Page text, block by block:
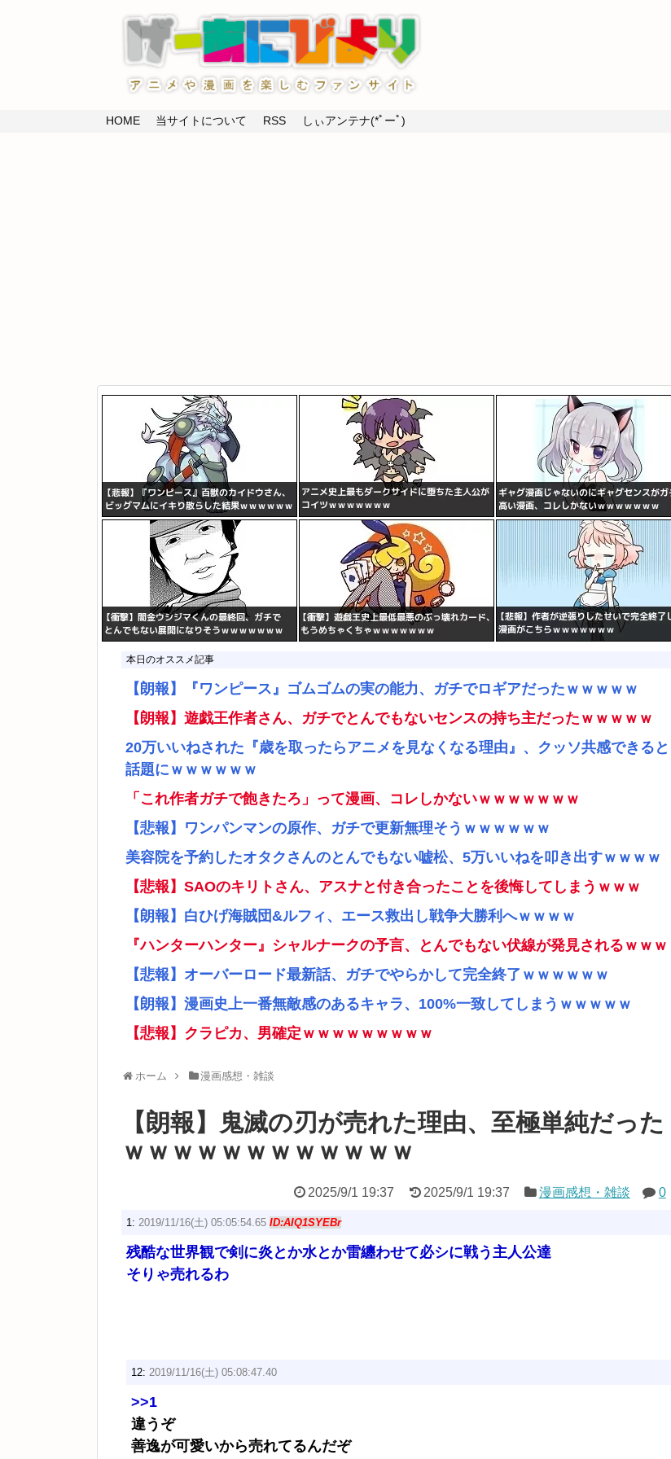
HOME 当サイトについて RSS しぃアンテナ(*ﾟーﾟ)
本日のオススメ記事
【朗報】『ワンピース』ゴムゴムの実の能力、ガチでロギアだったｗｗｗｗｗ
【朗報】遊戯王作者さん、ガチでとんでもないセンスの持ち主だったｗｗｗｗｗ
20万いいねされた『歳を取ったらアニメを見なくなる理由』、クッソ共感できると
話題にｗｗｗｗｗｗ
「これ作者ガチで飽きたろ」って漫画、コレしかないｗｗｗｗｗｗｗ
【悲報】ワンパンマンの原作、ガチで更新無理そうｗｗｗｗｗｗ
美容院を予約したオタクさんのとんでもない嘘松、5万いいねを叩き出すｗｗｗｗ
【悲報】SAOのキリトさん、アスナと付き合ったことを後悔してしまうｗｗｗ
【朗報】白ひげ海賊団&ルフィ、エース救出し戦争大勝利へｗｗｗｗ
『ハンターハンター』シャルナークの予言、とんでもない伏線が発見されるｗｗｗ
【悲報】オーバーロード最新話、ガチでやらかして完全終了ｗｗｗｗｗｗ
【朗報】漫画史上一番無敵感のあるキャラ、100%一致してしまうｗｗｗｗｗ
【悲報】クラピカ、男確定ｗｗｗｗｗｗｗｗｗ
ホーム 漫画感想・雑談
【朗報】鬼滅の刃が売れた理由、至極単純だった
ｗｗｗｗｗｗｗｗｗｗｗｗ
2025/9/1 19:37 2025/9/1 19:37 漫画感想・雑談 0
1: 2019/11/16(土) 05:05:54.65 ID:AIQ1SYEBr
残酷な世界観で剣に炎とか水とか雷纏わせて必シに戦う主人公達
そりゃ売れるわ
12: 2019/11/16(土) 05:08:47.40
>>1
違うぞ
善逸が可愛いから売れてるんだぞ